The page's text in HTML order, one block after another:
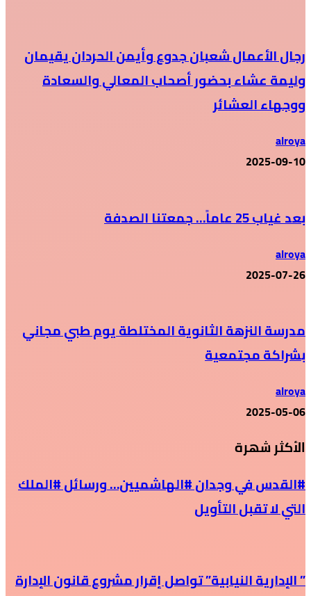
رجال الأعمال شعبان جدوع وأيمن الحردان يقيمان
وليمة عشاء بحضور أصحاب المعالي والسعادة
ووجهاء العشائر
alroya
2025-09-10
بعد غياب 25 عاماً… جمعتنا الصدفة
alroya
2025-07-26
مدرسة النزهة الثانوية المختلطة يوم طبي مجاني
بشراكة مجتمعية
alroya
2025-05-06
الأكثر شهرة
#القدس في وجدان #الهاشميين… ورسائل #الملك
التي لا تقبل التأويل
” الإدارية النيابية” تواصل إقرار مشروع قانون الإدارة